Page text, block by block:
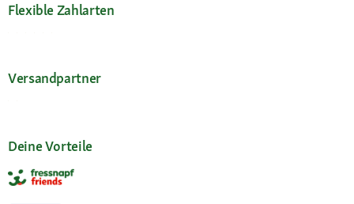
Flexible Zahlarten
Versandpartner
Deine Vorteile